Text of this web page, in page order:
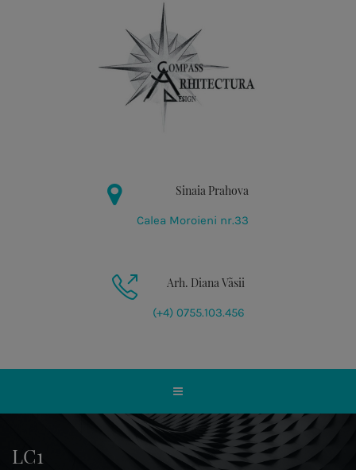
Sinaia Prahova
Calea Moroieni nr.33
Arh. Diana Vãsii
(+4) 0755.103.456
LC1